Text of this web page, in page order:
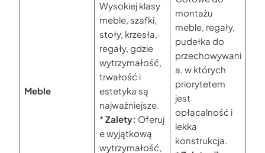
Meble
Wysokiej klasy
meble, szafki,
stoły, krzesła,
regały, gdzie
wytrzymałość,
trwałość i
estetyka są
najważniejsze.
*Zalety: Oferuj
e wyjątkową
wytrzymałość,
montażu
meble, regały,
pudełka do
przechowywani
a, w których
priorytetem
jest
opłacalność i
lekka
konstrukcja.